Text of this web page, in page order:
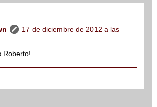
17 de diciembre de 2012 a las
Roberto!